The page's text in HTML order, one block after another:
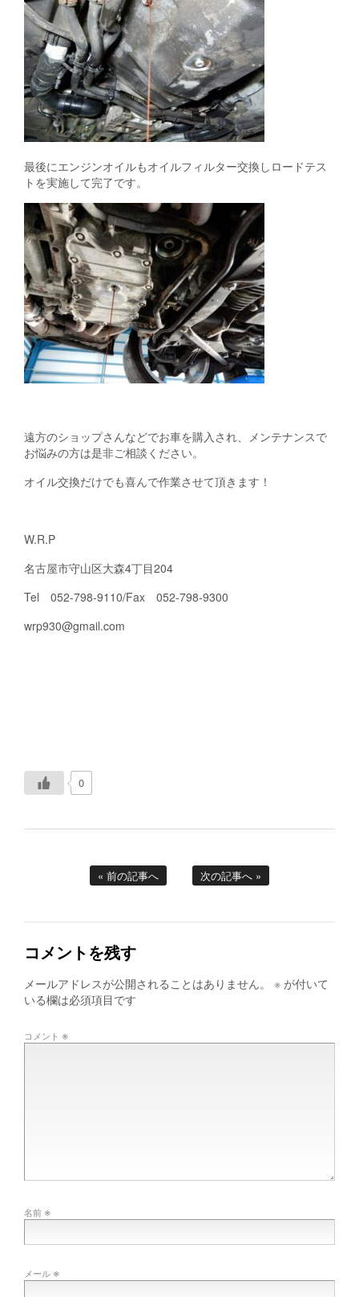
最後にエンジンオイルもオイルフィルター交換しロードテス
トを実施して完了です。
遠方のショップさんなどでお車を購入され、メンテナンスで
お悩みの方は是非ご相談ください。
オイル交換だけでも喜んで作業させて頂きます！
W.R.P
名古屋市守山区大森4丁目204
Tel 052-798-9110/Fax 052-798-9300
wrp930@gmail.com
0
« 前の記事へ 次の記事へ »
コメントを残す
メールアドレスが公開されることはありません。 ※ が付いて
いる欄は必須項目です
コメント ※
名前※
メール※